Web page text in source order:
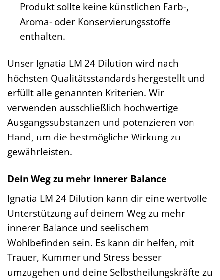
Produkt sollte keine künstlichen Farb-,
Aroma- oder Konservierungsstoffe
enthalten.
Unser Ignatia LM 24 Dilution wird nach
höchsten Qualitätsstandards hergestellt und
erfüllt alle genannten Kriterien. Wir
verwenden ausschließlich hochwertige
Ausgangssubstanzen und potenzieren von
Hand, um die bestmögliche Wirkung zu
gewährleisten.
Dein Weg zu mehr innerer Balance
Ignatia LM 24 Dilution kann dir eine wertvolle
Unterstützung auf deinem Weg zu mehr
innerer Balance und seelischem
Wohlbefinden sein. Es kann dir helfen, mit
Trauer, Kummer und Stress besser
umzugehen und deine Selbstheilungskräfte zu